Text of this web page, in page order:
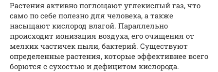
Растения активно поглощают углекислый газ, что
само по себе полезно для человека, а также
насыщают кислород влагой. Параллельно
происходит ионизация воздуха, его очищения от
мелких частичек пыли, бактерий. Существуют
определенные растения, которые эффективнее всего
борются с сухостью и дефицитом кислорода.